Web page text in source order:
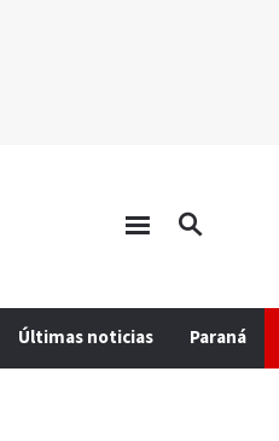
Últimas noticias Paraná